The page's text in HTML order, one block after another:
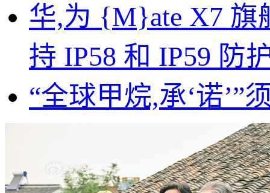
华,为 {M}ate X7 旗
持 IP58 和 IP59 防
“全球甲烷,承‘诺’”